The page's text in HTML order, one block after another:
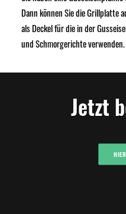
Dann können Sie die Grillplatte
als Deckel für die in der
und Schmorgerichte verwenden.
Jetzt